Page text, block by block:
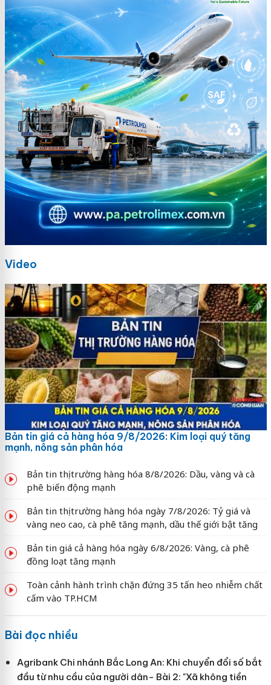
Video
Bản tin giá cả hàng hóa 9/8/2026: Kim loại quý tăng
mạnh, nông sản phân hóa
Bản tin thị trường hàng hóa 8/8/2026: Dầu, vàng và cà
phê biến động mạnh
Bản tin thị trường hàng hóa ngày 7/8/2026: Tỷ giá và
vàng neo cao, cà phê tăng mạnh, dầu thế giới bật tăng
Bản tin giá cả hàng hóa ngày 6/8/2026: Vàng, cà phê
đồng loạt tăng mạnh
Toàn cảnh hành trình chặn đứng 35 tấn heo nhiễm chất
cấm vào TP.HCM
Bài đọc nhiều
Agribank Chi nhánh Bắc Long An: Khi chuyển đổi số bắt
đầu từ nhu cầu của người dân- Bài 2: "Xã không tiền